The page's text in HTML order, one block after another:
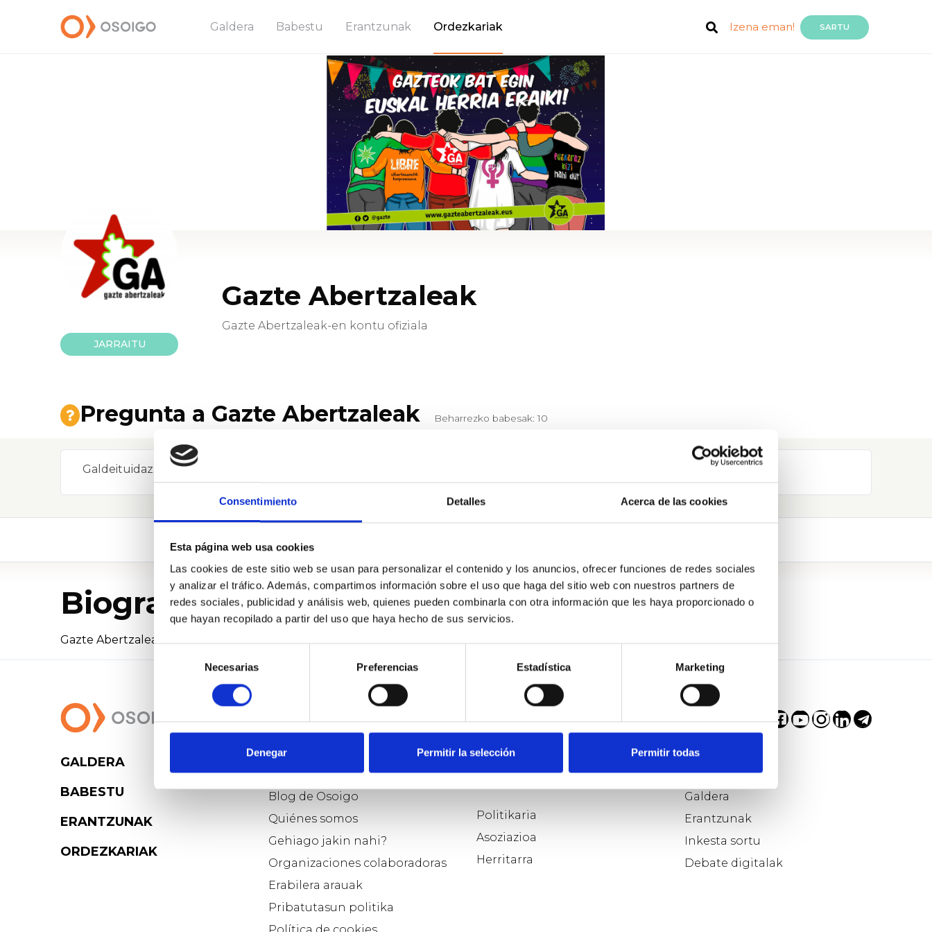
Consentimiento Detalles Acerca de las cookies
Esta página web usa cookies
Las cookies de este sitio web se usan para personalizar el contenido y los anuncios, ofrecer funciones de redes sociales
y analizar el tráfico. Además, compartimos información sobre el uso que haga del sitio web con nuestros partners de
redes sociales, publicidad y análisis web, quienes pueden combinarla con otra información que les haya proporcionado o
que hayan recopilado a partir del uso que haya hecho de sus servicios.
consentimiento
Necesarias Preferencias Estadística Marketing
Denegar Permitir la selección Permitir todas
Galdera Babestu Erantzunak Ordezkariak Izena eman! SARTU
JARRAITU
Gazte Abertzaleak
Gazte Abertzaleak-en kontu ofiziala
Pregunta a Gazte Abertzaleak Beharrezko babesak: 10
Galdeituidazu
Biografia
Gazte Abertzaleak-en kontu ofiziala
GALDERA
BABESTU
ERANTZUNAK
ORDEZKARIAK
Osoigo
Blog de Osoigo
Quiénes somos
Gehiago jakin nahi?
Organizaciones colaboradoras
Erabilera arauak
Pribatutasun politika
Politikaria
Asoziazioa
Herritarra
Galdera
Erantzunak
Inkesta sortu
Debate digitalak